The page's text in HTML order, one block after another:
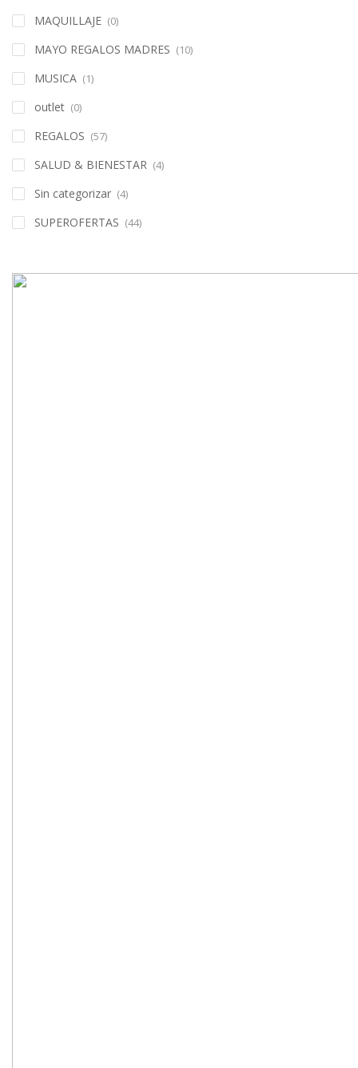
MAQUILLAJE (0)
MAYO REGALOS MADRES (10)
MUSICA (1)
outlet (0)
REGALOS (57)
SALUD & BIENESTAR (4)
Sin categorizar (4)
SUPEROFERTAS (44)